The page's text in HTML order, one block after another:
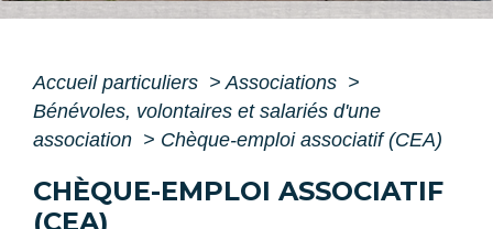
Accueil particuliers > Associations >
Bénévoles, volontaires et salariés d'une
association > Chèque-emploi associatif (CEA)
CHÈQUE-EMPLOI ASSOCIATIF
(CEA)